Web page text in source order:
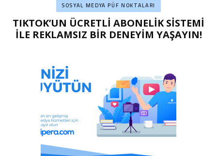
SOSYAL MEDYA PÜF NOKTALARI
TIKTOK’UN ÜCRETLİ ABONELİK SİSTEMİ
İLE REKLAMSIZ BİR DENEYİM YAŞAYIN!